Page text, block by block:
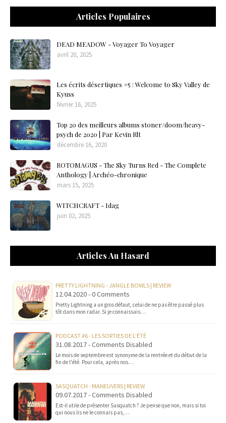
Articles Populaires
DEAD MEADOW - Voyager To Voyager
avril 20, 2025
Les écrits désertiques #5 : Welcome to Sky Valley de
Kyuss
février 16, 2025
Top 20 des meilleurs albums stoner/doom/heavy-
psych de 2020 | Par Kevin Rlt
décembre 16, 2020
ROTOMAGUS - The Sky Turns Red - The Complete
Anthology | Archéo-chronique
mars 15, 2025
WITCHCRAFT - Idag
juin 02, 2025
Articles Au Hasard
PRETTY LIGHTNING - JANGLE BOWLS | REVIEW
12.04.2020 - 0 Comments
Pretty Lightning a un gros défaut, celui de ne pas être passé plus
tôt dans mon radar. Si je connaissais…
PODCAST #6 - LES SORTIES DE L'ÉTÉ
31.08.2017 - Comments Disabled
Le mois de septembre est synonyme de la rentrée et du début de la
fin de l'été. Pour cela, après nos…
SASQUATCH - MANEUVERS | REVIEW
09.07.2017 - Comments Disabled
Est-il utile de présenter Sasquatch ? Je pense que non, mais si toi
qui nous lis ne le connais pas,…